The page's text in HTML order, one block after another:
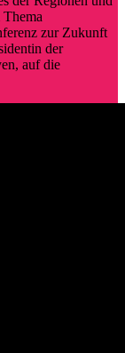
zur Zukunft
der
auf die